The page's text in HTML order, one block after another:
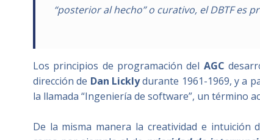
“posterior al hecho” o curativo, el DBTF es
Los principios de programación del AGC
dirección de Dan Licklydurante 1961-1969, y a
la llamada “Ingeniería de software”, un término
De la misma manera la creatividad e intuición